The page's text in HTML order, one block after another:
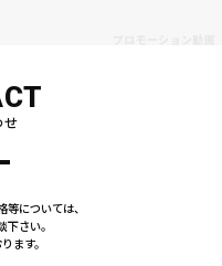
せ
については、
下さい。
ます。